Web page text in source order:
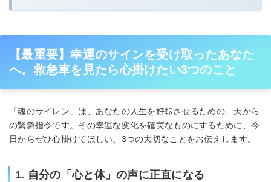
【最重要】幸運のサインを受け取ったあなた
へ。救急車を見たら心掛けたい3つのこと
「魂のサイレン」は、あなたの人生を好転させるための、天から
の緊急指令です。その幸運な変化を確実なものにするために、今
日からぜひ心掛けてほしい、3つの大切なことをお伝えします。
1. 自分の「心と体」の声に正直になる